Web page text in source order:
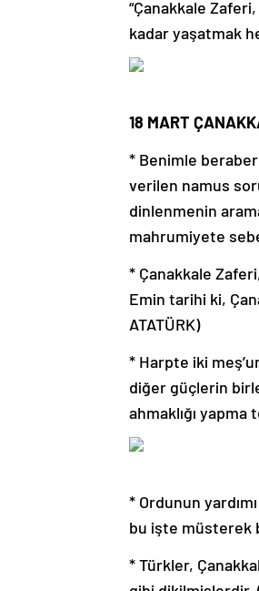
“Çanakkale
kadar yaşatmak
18 MART
* Benimle
verilen namus
dinlenmenin
mahrumiyete
* Çanakkale
Emin tarihi ki,
ATATÜRK)
* Harpte iki
diğer güçlerin
ahmaklığı yapma
* Ordunun
bu işte müsterek
* Türkler,